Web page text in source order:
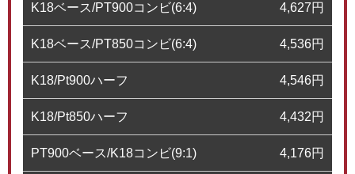
K18ベース/PT900コンビ(6:4) 4,627円
K18ベース/PT850コンビ(6:4) 4,536円
K18/Pt900ハーフ 4,546円
K18/Pt850ハーフ 4,432円
PT900ベース/K18コンビ(9:1) 4,176円